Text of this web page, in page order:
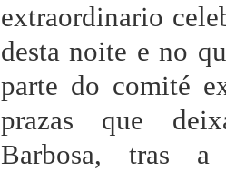
extraordinario
desta noite e no
parte do comité
prazas que
Barbosa, tras